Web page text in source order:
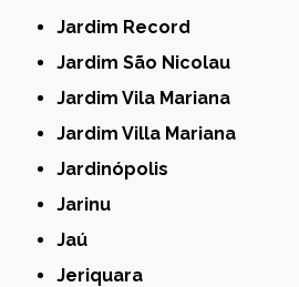
Jardim Record
Jardim São Nicolau
Jardim Vila Mariana
Jardim Villa Mariana
Jardinópolis
Jarinu
Jaú
Jeriquara